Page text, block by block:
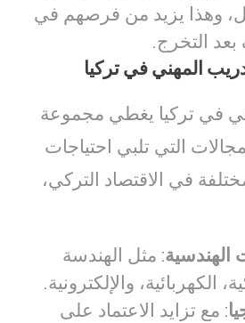
وهذا يزيد من فرصهم في
التخرج.
المهني في تركيا
في تركيا يغطي مجموعة
التي تلبي احتياجات
في الاقتصاد التركي،
الهندسية: مثل الهندسة
الكهربائية، والإلكترونية.
: مع تزايد الاعتماد على